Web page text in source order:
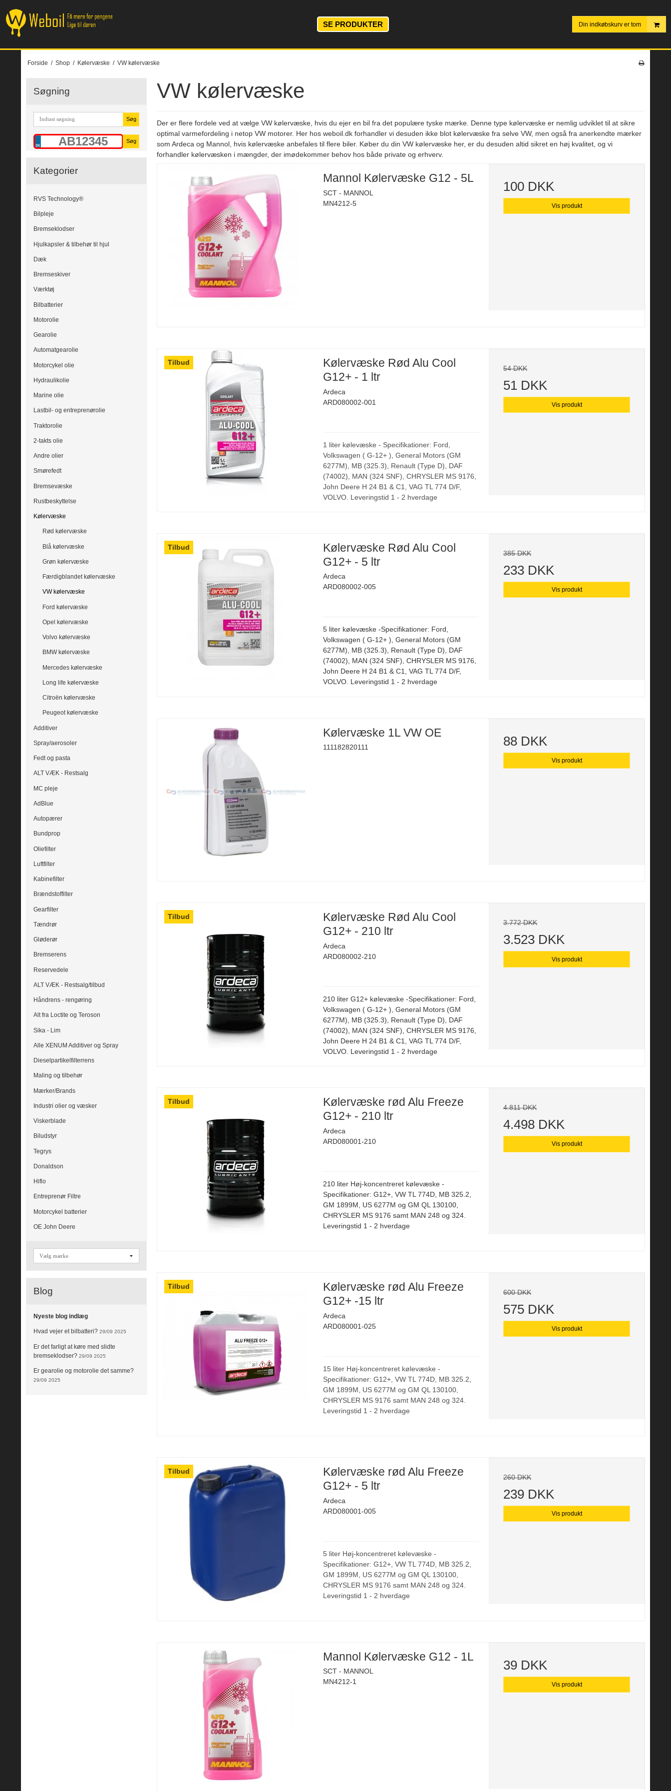
SE PRODUKTER Din indkøbskurv er tom
Forside / Shop / Kølervæske / VW kølervæske
Søgning
Søg
Søg
Kategorier
RVS Technology®
Bilpleje
Bremseklodser
Hjulkapsler & tilbehør til hjul
Dæk
Bremseskiver
Værktøj
Bilbatterier
Motorolie
Gearolie
Automatgearolie
Motorcykel olie
Hydraulikolie
Marine olie
Lastbil- og entreprenørolie
Traktorolie
2-takts olie
Andre olier
Smørefedt
Bremsevæske
Rustbeskyttelse
Kølervæske
Rød kølervæske
Blå kølervæske
Grøn kølervæske
Færdigblandet kølervæske
VW kølervæske
Ford kølervæske
Opel kølervæske
Volvo kølervæske
BMW kølervæske
Mercedes kølervæske
Long life kølervæske
Citroën kølervæske
Peugeot kølervæske
Additiver
Spray/aerosoler
Fedt og pasta
ALT VÆK - Restsalg
MC pleje
AdBlue
Autopærer
Bundprop
Oliefilter
Luftfilter
Kabinefilter
Brændstoffilter
Gearfilter
Tændrør
Gløderør
Bremserens
Reservedele
ALT VÆK - Restsalg/tilbud
Håndrens - rengøring
Alt fra Loctite og Teroson
Sika - Lim
Alle XENUM Additiver og Spray
Dieselpartikelfilterrens
Maling og tilbehør
Mærker/Brands
Industri olier og væsker
Viskerblade
Biludstyr
Tegrys
Donaldson
Hiflo
Entreprenør Filtre
Motorcykel batterier
OE John Deere
Blog
Nyeste blog indlæg
Hvad vejer et bilbatteri? 29/09 2025
Er det farligt at køre med slidte
bremseklodser? 29/09 2025
Er gearolie og motorolie det samme?
29/09 2025
VW kølervæske
Der er flere fordele ved at vælge VW kølervæske, hvis du ejer en bil fra det populære tyske mærke. Denne type kølervæske er nemlig udviklet til at sikre
optimal varmefordeling i netop VW motorer. Her hos weboil.dk forhandler vi desuden ikke blot kølervæske fra selve VW, men også fra anerkendte mærker
som Ardeca og Mannol, hvis kølervæske anbefales til flere biler. Køber du din VW kølervæske her, er du desuden altid sikret en høj kvalitet, og vi
forhandler kølervæsken i mængder, der imødekommer behov hos både private og erhverv.
Mannol Kølervæske G12 - 5L
SCT - MANNOL
MN4212-5
100 DKK
Vis produkt
Tilbud
Kølervæske Rød Alu Cool
G12+ - 1 ltr
Ardeca
ARD080002-001
1 liter kølevæske - Specifikationer: Ford,
Volkswagen ( G-12+ ), General Motors (GM
6277M), MB (325.3), Renault (Type D), DAF
(74002), MAN (324 SNF), CHRYSLER MS 9176,
John Deere H 24 B1 & C1, VAG TL 774 D/F,
VOLVO. Leveringstid 1 - 2 hverdage
54 DKK
51 DKK
Vis produkt
Tilbud
Kølervæske Rød Alu Cool
G12+ - 5 ltr
Ardeca
ARD080002-005
5 liter kølevæske -Specifikationer: Ford,
Volkswagen ( G-12+ ), General Motors (GM
6277M), MB (325.3), Renault (Type D), DAF
(74002), MAN (324 SNF), CHRYSLER MS 9176,
John Deere H 24 B1 & C1, VAG TL 774 D/F,
VOLVO. Leveringstid 1 - 2 hverdage
385 DKK
233 DKK
Vis produkt
Kølervæske 1L VW OE
111182820111 88 DKK
Vis produkt
Tilbud
Kølervæske Rød Alu Cool
G12+ - 210 ltr
Ardeca
ARD080002-210
210 liter G12+ kølevæske -Specifikationer: Ford,
Volkswagen ( G-12+ ), General Motors (GM
6277M), MB (325.3), Renault (Type D), DAF
(74002), MAN (324 SNF), CHRYSLER MS 9176,
John Deere H 24 B1 & C1, VAG TL 774 D/F,
VOLVO. Leveringstid 1 - 2 hverdage
3.772 DKK
3.523 DKK
Vis produkt
Tilbud
Kølervæske rød Alu Freeze
G12+ - 210 ltr
Ardeca
ARD080001-210
210 liter Høj-koncentreret kølevæske -
Specifikationer: G12+, VW TL 774D, MB 325.2,
GM 1899M, US 6277M og GM QL 130100,
CHRYSLER MS 9176 samt MAN 248 og 324.
Leveringstid 1 - 2 hverdage
4.811 DKK
4.498 DKK
Vis produkt
Tilbud
Kølervæske rød Alu Freeze
G12+ -15 ltr
Ardeca
ARD080001-025
15 liter Høj-koncentreret kølevæske -
Specifikationer: G12+, VW TL 774D, MB 325.2,
GM 1899M, US 6277M og GM QL 130100,
CHRYSLER MS 9176 samt MAN 248 og 324.
Leveringstid 1 - 2 hverdage
600 DKK
575 DKK
Vis produkt
Tilbud
Kølervæske rød Alu Freeze
G12+ - 5 ltr
Ardeca
ARD080001-005
5 liter Høj-koncentreret kølevæske -
Specifikationer: G12+, VW TL 774D, MB 325.2,
GM 1899M, US 6277M og GM QL 130100,
CHRYSLER MS 9176 samt MAN 248 og 324.
Leveringstid 1 - 2 hverdage
260 DKK
239 DKK
Vis produkt
Mannol Kølervæske G12 - 1L
SCT - MANNOL
MN4212-1
39 DKK
Vis produkt